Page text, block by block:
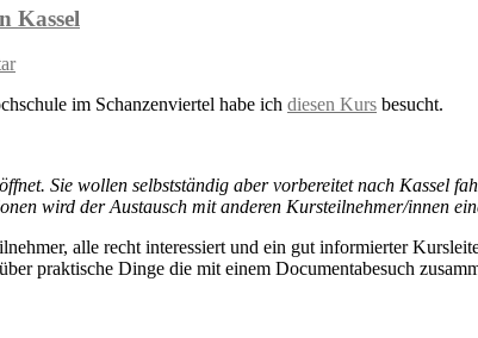
Kassel
im Schanzenviertel habe ich diesen Kurs besucht.
Sie wollen selbstständig aber vorbereitet nach Kassel
wird der Austausch mit anderen Kursteilnehmer/innen
alle recht interessiert und ein gut informierter
praktische Dinge die mit einem Documentabesuch